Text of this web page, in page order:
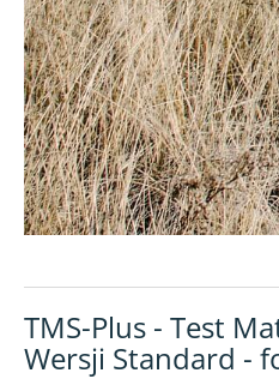
TMS-Plus - Test
Wersji Standard -